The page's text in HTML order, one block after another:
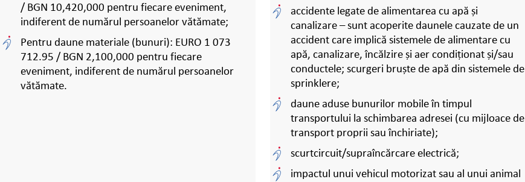
/ BGN 10,420,000 pentru fiecare eveniment,
indiferent de numărul persoanelor vătămate;
Pentru daune materiale (bunuri): EURO 1 073
712.95 / BGN 2,100,000 pentru fiecare
eveniment, indiferent de numărul persoanelor
vătămate.
accidente legate de alimentarea cu apă și
canalizare – sunt acoperite daunele cauzate de un
accident care implică sistemele de alimentare cu
apă, canalizare, încălzire și aer condiționat și/sau
conductele; scurgeri bruște de apă din sistemele de
sprinklere;
daune aduse bunurilor mobile în timpul
transportului la schimbarea adresei (cu mijloace de
transport proprii sau închiriate);
scurtcircuit/supraîncărcare electrică;
impactul unui vehicul motorizat sau al unui animal